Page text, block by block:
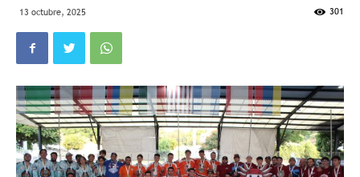
13 octubre, 2025 301